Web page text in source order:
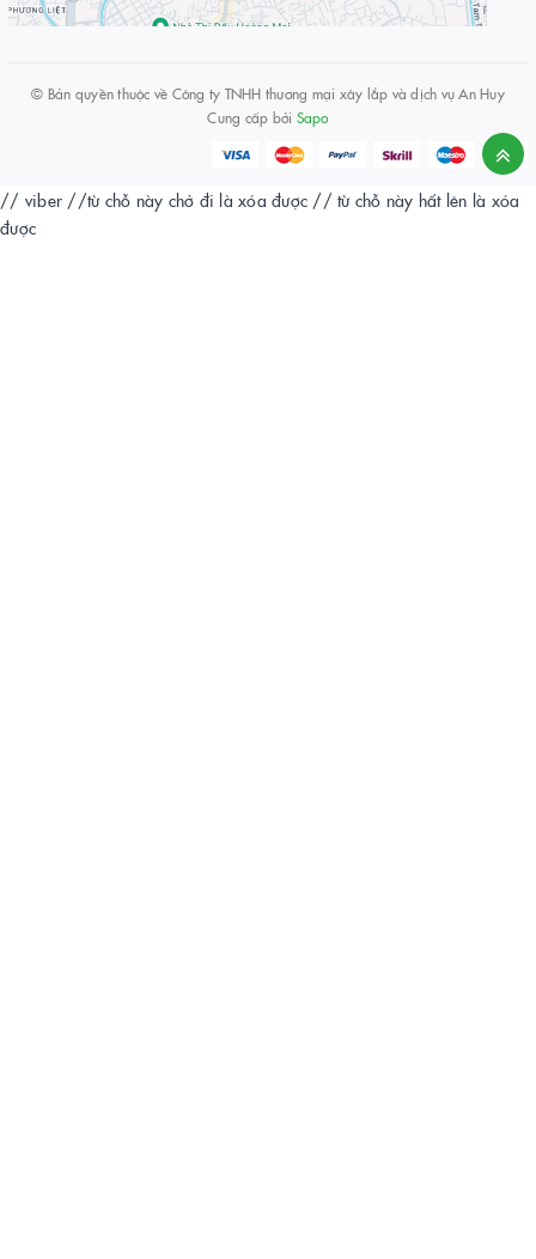
© Bản quyền thuộc về Công ty TNHH thương mại xây lắp và dịch vụ An Huy
Cung cấp bởi Sapo
// viber //từ chỗ này chở đi là xóa được // từ chỗ này hất lên là xóa
được